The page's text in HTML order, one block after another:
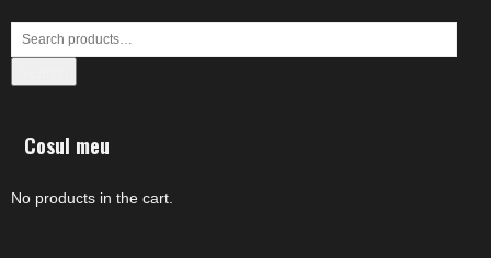
Cosul meu
No products in the cart.